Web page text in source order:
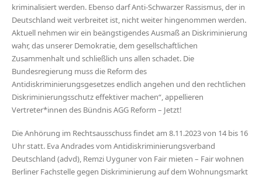
kriminalisiert werden. Ebenso darf Anti-Schwarzer Rassismus, der in
Deutschland weit verbreitet ist, nicht weiter hingenommen werden.
Aktuell nehmen wir ein beängstigendes Ausmaß an Diskriminierung
wahr, das unserer Demokratie, dem gesellschaftlichen
Zusammenhalt und schließlich uns allen schadet. Die
Bundesregierung muss die Reform des
Antidiskriminierungsgesetzes endlich angehen und den rechtlichen
Diskriminierungsschutz effektiver machen“, appellieren
Vertreter*innen des Bündnis AGG Reform – Jetzt!
Die Anhörung im Rechtsausschuss findet am 8.11.2023 von 14 bis 16
Uhr statt. Eva Andrades vom Antidiskriminierungsverband
Deutschland (advd), Remzi Uyguner von Fair mieten – Fair wohnen
Berliner Fachstelle gegen Diskriminierung auf dem Wohnungsmarkt